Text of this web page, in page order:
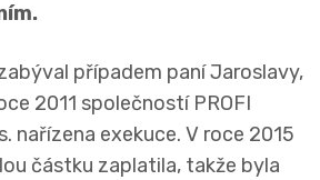
případem paní Jaroslavy,
2011 společností PROFI
nařízena exekuce. V roce 2015
částku zaplatila, takže byla